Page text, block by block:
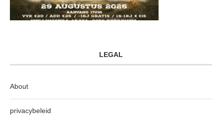
LEGAL
About
privacybeleid